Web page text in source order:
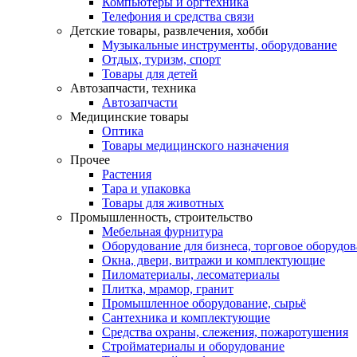
Телефония и средства связи
Детские товары, развлечения, хобби
Музыкальные инструменты, оборудование
Отдых, туризм, спорт
Товары для детей
Автозапчасти, техника
Автозапчасти
Медицинские товары
Оптика
Товары медицинского назначения
Прочее
Растения
Тара и упаковка
Товары для животных
Промышленность, строительство
Мебельная фурнитура
Оборудование для бизнеса, торговое
Окна, двери, витражи и комплектующие
Пиломатериалы, лесоматериалы
Плитка, мрамор, гранит
Промышленное оборудование, сырьё
Сантехника и комплектующие
Средства охраны, слежения, пожаротушения
Стройматериалы и оборудование